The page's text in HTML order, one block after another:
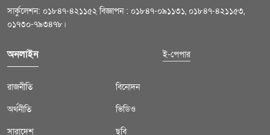
সার্কুলেশন: ০১৮৪৭-৪২১১৫২ বিজ্ঞাপন : ০১৮৪৭-০৯১১৩১, ০১৮৪৭-৪২১১৫৩,
০১৭৩০-৭৯৩৪৭৮।
অনলাইন ই-পেপার
রাজনীতি
অর্থনীতি
সারাদেশ
বিনোদন
ভিডিও
ছবি